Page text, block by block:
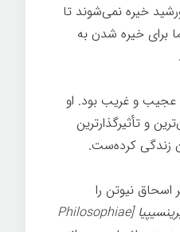
خیره نمی‌شوند تا
برای خیره شدن به
عجیب و غریب بود. او
و تأثیرگذارترین
زندگی کرده‌ست.
اسحاق نیوتن را
فیلوسوفیایی نچرالیس پرینسیپیا [Philosophiae